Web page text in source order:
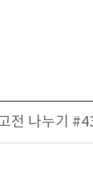
전 나누기